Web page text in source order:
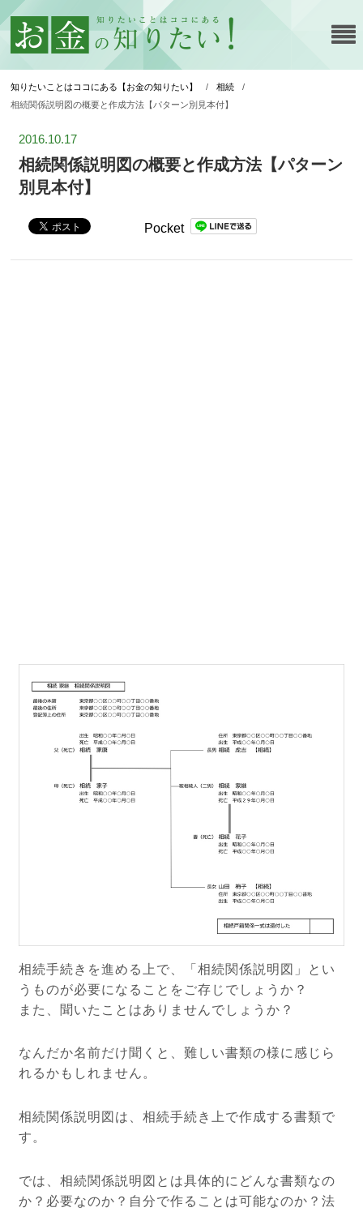
知りたいことはココにある【お金の知りたい】 / 相続
/
相続関係説明図の概要と作成方法【パターン別見本付】
2016.10.17
相続関係説明図の概要と作成方法【パターン
別見本付】
Pocket
相続手続きを進める上で、「相続関係説明図」とい
うものが必要になることをご存じでしょうか？
また、聞いたことはありませんでしょうか？
なんだか名前だけ聞くと、難しい書類の様に感じら
れるかもしれません。
相続関係説明図は、相続手続き上で作成する書類で
す。
では、相続関係説明図とは具体的にどんな書類なの
か？必要なのか？自分で作ることは可能なのか？法